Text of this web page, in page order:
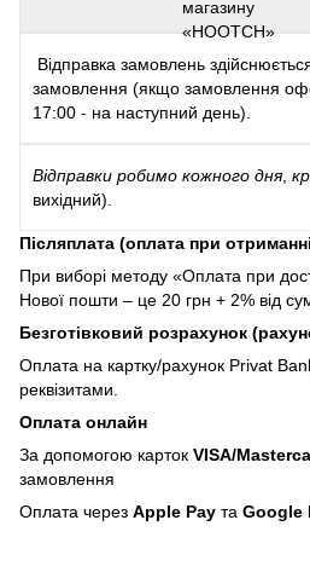
Відправка замовлень
замовлення (якщо замовлення
17:00 - на наступний день).
Відправки робимо кожного дня,
вихідний).
Післяплата (оплата при
При виборі методу «Оплата при
Нової пошти – це 20 грн + 2% від
Безготівковий розрахунок
Оплата на картку/рахунок Privat
реквізитами.
Оплата онлайн
За допомогою карток VISA/
замовлення
Оплата через Apple Pay та Google